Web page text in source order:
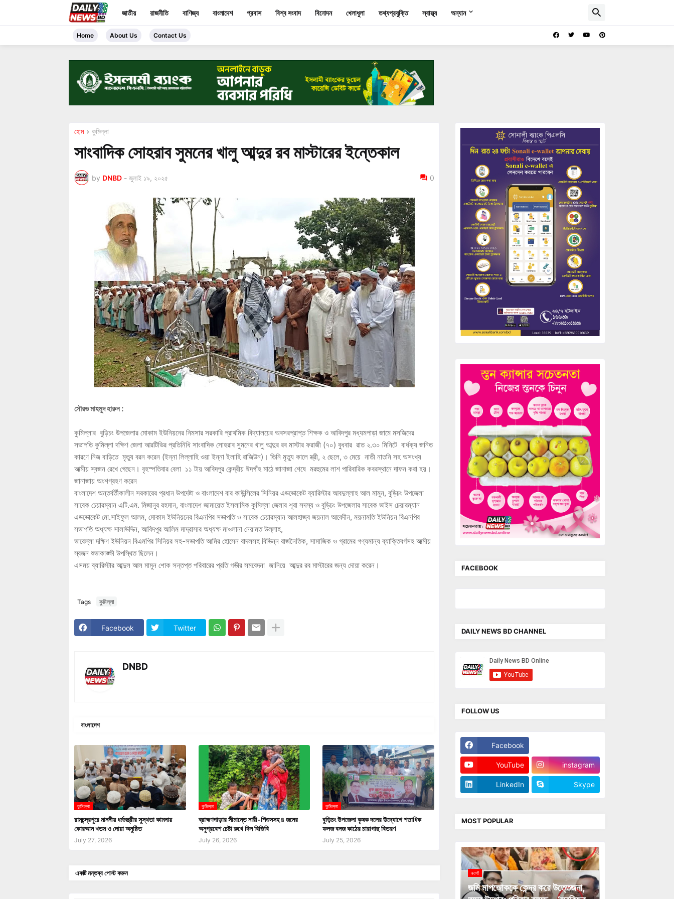
জাতীয় রাজনীতি বাণিজ্য বাংলাদেশ প্রবাস বিশ্ব সংবাদ বিনোদন খেলাধুলা তথ্যপ্রযুক্তি স্বাস্থ্য অন্যান
Home About Us Contact Us
হোম কুমিল্লা
সাংবাদিক সোহরাব সুমনের খালু আব্দুর রব মাস্টারের ইন্তেকাল
by DNBD - জুলাই ১৯, ২০২৫ 0
সৌরভ মাহমুদ হারুন :
কুমিল্লার বুড়িচং উপজেলার মোকাম ইউনিয়নের নিমসার সরকারি প্রাথমিক বিদ্যালয়ের অবসরপ্রাপ্ত শিক্ষক ও আবিদপুর মধ্যমপাড়া জামে মসজিদের
সভাপতি কুমিল্লা দক্ষিণ জেলা আরটিভির প্রতিনিধি সাংবাদিক সোহরাব সুমনের খালু আব্দুর রব মাস্টার ফরাজী (৭০) বুধবার রাত ২.৩০ মিনিটে বার্ধক্য জনিত
কারণে নিজ বাড়িতে মৃত্যু বরন করেন (ইন্না লিল্লাহি ওয়া ইন্না ইলাহি রাজিউন)। তিনি মৃত্যু কালে স্ত্রী, ২ ছেলে, ৩ মেয়ে নাতী নাতনি সহ অসংখ্য
আত্মীয় স্বজন রেখে গেছেন। বৃহস্পতিবার বেলা ১১ টায় আবিদপুর কেন্দ্রীয় ঈদগাঁহ মাঠে জানাজা শেষে মরহুমের লাশ পারিবারিক কবরস্থানে দাফন করা হয়।
জানাজায় অংশগ্রহণ করেন
বাংলাদেশ অন্তর্বর্তীকালীন সরকারের প্রধান উপদেষ্টা ও বাংলাদেশ বার কাউন্সিলের সিনিয়র এডভোকেট ব্যারিস্টার আবদুল্লাহ আল মামুন, বুড়িচং উপজেলা
সাবেক চেয়ারম্যান এটি.এম. মিজানুর রহমান, বাংলাদেশ জামায়েত ইসলামিক কুমিল্লা জেলার শূরা সদস্য ও বুড়িচং উপজেলার সাবেক ভাইস চেয়ারম্যান
এডভোকেট মো.সাইফুল আলম, মোকাম ইউনিয়নের বিএনপির সভাপতি ও সাবেক চেয়ারম্যান আলহাজ্ব জয়নাল আবেদীন, ময়নামতি ইউনিয়ন বিএনপির
সভাপতি অধ্যক্ষ সালাউদ্দিন, আবিদপুর আলিম মাদ্রাসার অধ্যক্ষ মাওলানা নেয়ামত উল্লাহ,
ভারেল্লা দক্ষিণ ইউনিয়ন বিএমপির সিনিয়র সহ-সভাপতি আমির হোসেন বাদলসহ বিভিন্ন রাজনৈতিক, সামাজিক ও গ্রামের গণ্যমান্য ব্যাক্তিবর্গসহ আত্মীয়
স্বজন শুভাকাঙ্ক্ষী উপস্থিত ছিলেন।
এসময় ব্যারিস্টার আব্দুল আল মামুন শোক সন্তপ্ত পরিবারের প্রতি গভীর সমবেদনা জানিয়ে আব্দুর রব মাস্টারের জন্য দোয়া করেন।
Tags কুমিল্লা
Facebook Twitter
DNBD
বাংলাদেশ
কুমিল্লা
রামচন্দ্রপুরে মাননীয় ধর্মমন্ত্রীর সুস্থতা কামনায়
কোরআন খতম ও দোয়া অনুষ্ঠিত
July 27, 2026
কুমিল্লা
ব্রাহ্মণপাড়ার সীমান্তে নারী-শিশুসসহ ৪ জনের
অনুপ্রবেশ চেষ্টা রুখে দিল বিজিবি
July 26, 2026
কুমিল্লা
বুড়িচং উপজেলা কৃষক দলের উদ্যোগে শতাধিক
ফলজ বনজ কাঠের চারাগাছ বিতরণ
July 25, 2026
একটি মন্তব্য পোস্ট করুন
FACEBOOK
DAILY NEWS BD CHANNEL
FOLLOW US
Facebook
YouTube instagram
LinkedIn Skype
MOST POPULAR
নওগাঁ
জমি মাপজোককে কেন্দ্র করে উত্তেজনা,